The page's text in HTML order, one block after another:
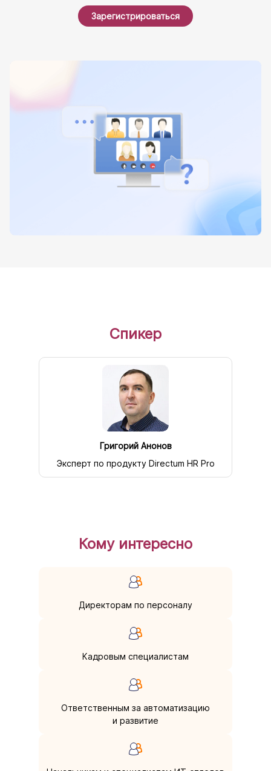
Зарегистрироваться
Спикер
Григорий Анонов
Эксперт по продукту Directum HR Pro
Кому интересно
Директорам по персоналу
Кадровым специалистам
Ответственным за автоматизацию
и развитие